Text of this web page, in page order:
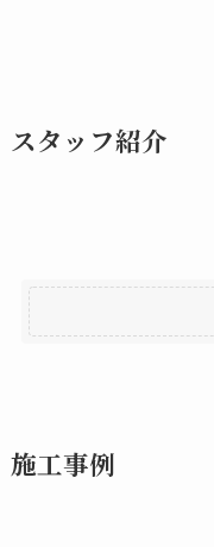
スタッフ紹介
施工事例